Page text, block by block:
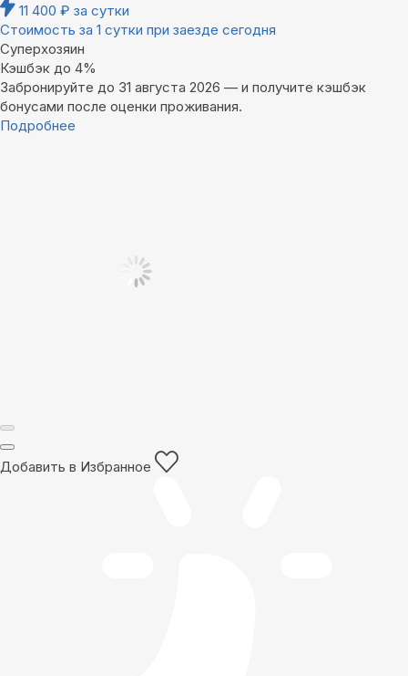
11 400 ₽ за сутки
Стоимость за 1 сутки при заезде сегодня
Суперхозяин
Кэшбэк до 4%
Забронируйте до 31 августа 2026 — и получите кэшбэк
бонусами после оценки проживания.
Подробнее
Добавить в Избранное